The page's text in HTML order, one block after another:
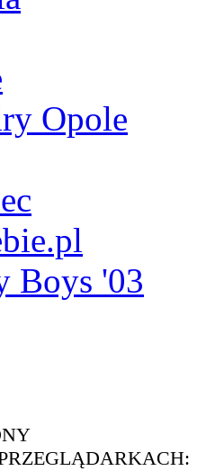
Opole
Boys '03